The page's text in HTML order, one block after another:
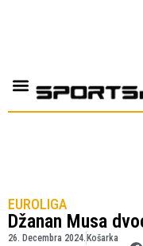
EUROLIGA
Džanan Musa
26. Decembra 2024. Košarka